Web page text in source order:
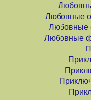
Любовные
Любовные
Любовные